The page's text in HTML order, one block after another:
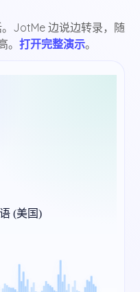
JotMe 边说边转录，随
打开完整演示。